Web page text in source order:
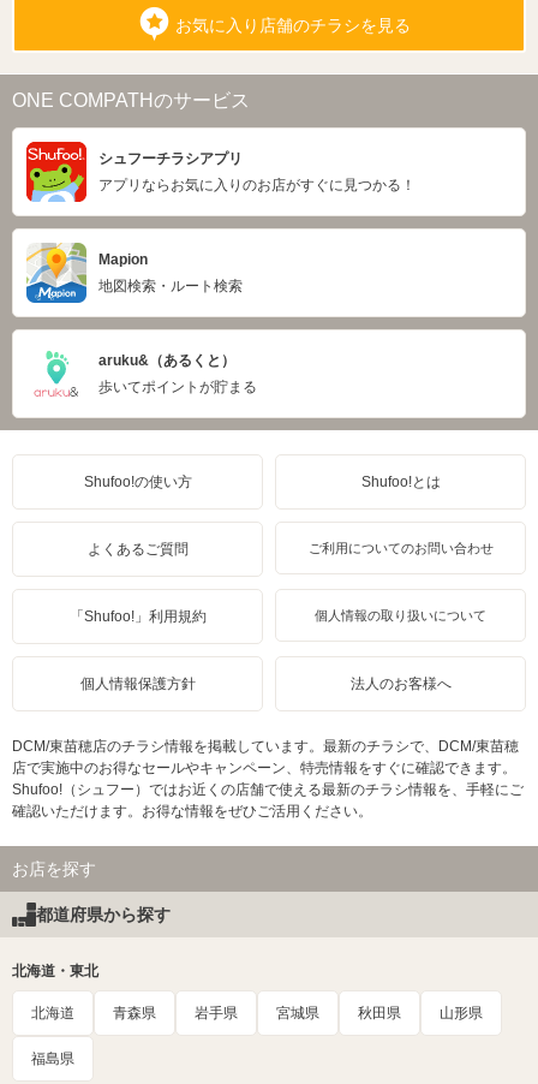
お気に入り店舗のチラシを見る
ONE COMPATHのサービス
シュフーチラシアプリ
アプリならお気に入りのお店がすぐに見つかる！
Mapion
地図検索・ルート検索
aruku&（あるくと）
歩いてポイントが貯まる
Shufoo!の使い方 Shufoo!とは
よくあるご質問 ご利用についてのお問い合わせ
「Shufoo!」利用規約 個人情報の取り扱いについて
個人情報保護方針 法人のお客様へ
DCM/東苗穂店のチラシ情報を掲載しています。最新のチラシで、DCM/東苗穂
店で実施中のお得なセールやキャンペーン、特売情報をすぐに確認できます。
Shufoo!（シュフー）ではお近くの店舗で使える最新のチラシ情報を、手軽にご
確認いただけます。お得な情報をぜひご活用ください。
お店を探す
都道府県から探す
北海道・東北
北海道 青森県 岩手県 宮城県 秋田県 山形県
福島県